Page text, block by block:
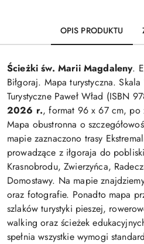
OPIS PRODUKTU
Ścieżki św. Marii Magdaleny.
Biłgoraj. Mapa turystyczna.
Turystyczne Paweł Wład (ISBN
2026 r., format 96 x 67 cm, po
Mapa obustronna o
mapie zaznaczono trasy
prowadzące z iłgoraja do
Krasnobrodu, Zwierzyńca,
Domostawy. Na mapie
oraz fotografie. Ponadto mapa
szlaków turystyki pieszej,
walking oraz ścieżek
spełnia wszystkie wymogi